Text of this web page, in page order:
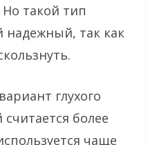
такой тип
надежный, так как
глухого
более
чаще